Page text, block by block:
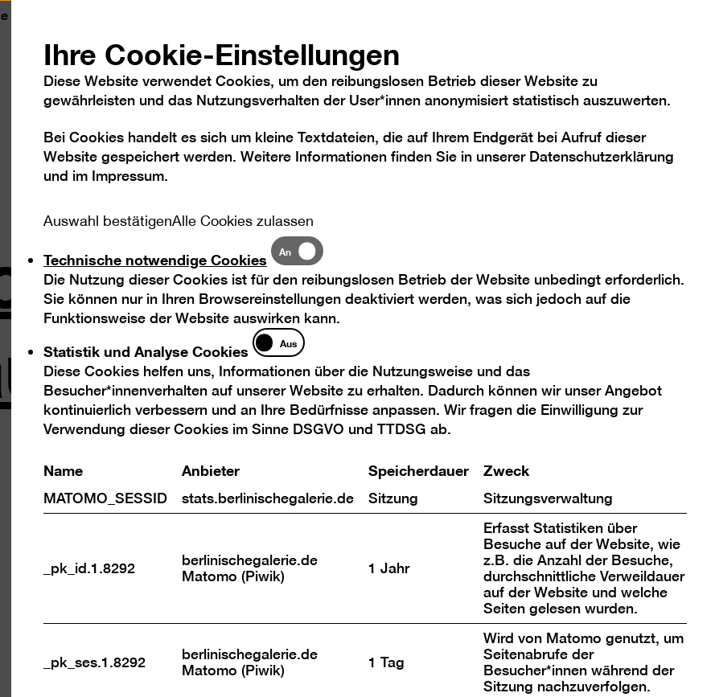
Besuch Ausstellungen Programme Sammlung Berlinische Galerie
Berlin
Sammlungspräsentation
Die neue Ausstellung der Sammlung der
Berlinischen Galerie zeigt nicht nur neue, noch
nie vorgestellte bzw. neu erworbene
Kunstwerke, sondern präsentiert sich auch in
neu gestalteten Räumen. Auf der unteren Ebene
wurde ganz auf Stellwände verzichtet und in der
oberen Etage gibt es eine neue
Raumorganisation.
Ihre Cookie-Einstellungen
Diese Website verwendet Cookies, um den reibungslosen Betrieb dieser Website zu
gewährleisten und das Nutzungsverhalten der User*innen anonymisiert statistisch auszuwerten.
Bei Cookies handelt es sich um kleine Textdateien, die auf Ihrem Endgerät bei Aufruf dieser
Website gespeichert werden. Weitere Informationen finden Sie in unserer Datenschutzerklärung
und im Impressum.
Auswahl bestätigenAlle Cookies zulassen
Technische notwendige Cookies
Technische
notwendige
Cookies
An
Die Nutzung dieser Cookies ist für den reibungslosen Betrieb der Website unbedingt erforderlich.
Sie können nur in Ihren Browsereinstellungen deaktiviert werden, was sich jedoch auf die
Funktionsweise der Website auswirken kann.
Statistik und Analyse Cookies
Statistik
und
Analyse
Cookies
Aus
Diese Cookies helfen uns, Informationen über die Nutzungsweise und das
Besucher*innenverhalten auf unserer Website zu erhalten. Dadurch können wir unser Angebot
kontinuierlich verbessern und an Ihre Bedürfnisse anpassen. Wir fragen die Einwilligung zur
Verwendung dieser Cookies im Sinne DSGVO und TTDSG ab.
Name Anbieter Speicherdauer Zweck
MATOMO_SESSID stats.berlinischegalerie.de Sitzung Sitzungsverwaltung
_pk_id.1.8292
berlinischegalerie.de
Matomo (Piwik)
1 Jahr
Erfasst Statistiken über
Besuche auf der Website, wie
z.B. die Anzahl der Besuche,
durchschnittliche Verweildauer
auf der Website und welche
Seiten gelesen wurden.
_pk_ses.1.8292
berlinischegalerie.de
Matomo (Piwik)
1 Tag
Wird von Matomo genutzt, um
Seitenabrufe der
Besucher*innen während der
Sitzung nachzuverfolgen.